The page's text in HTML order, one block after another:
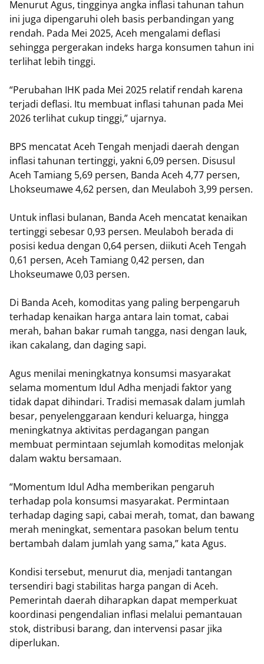
Menurut Agus, tingginya angka inflasi tahunan tahun
ini juga dipengaruhi oleh basis perbandingan yang
rendah. Pada Mei 2025, Aceh mengalami deflasi
sehingga pergerakan indeks harga konsumen tahun ini
terlihat lebih tinggi.
“Perubahan IHK pada Mei 2025 relatif rendah karena
terjadi deflasi. Itu membuat inflasi tahunan pada Mei
2026 terlihat cukup tinggi,” ujarnya.
BPS mencatat Aceh Tengah menjadi daerah dengan
inflasi tahunan tertinggi, yakni 6,09 persen. Disusul
Aceh Tamiang 5,69 persen, Banda Aceh 4,77 persen,
Lhokseumawe 4,62 persen, dan Meulaboh 3,99 persen.
Untuk inflasi bulanan, Banda Aceh mencatat kenaikan
tertinggi sebesar 0,93 persen. Meulaboh berada di
posisi kedua dengan 0,64 persen, diikuti Aceh Tengah
0,61 persen, Aceh Tamiang 0,42 persen, dan
Lhokseumawe 0,03 persen.
Di Banda Aceh, komoditas yang paling berpengaruh
terhadap kenaikan harga antara lain tomat, cabai
merah, bahan bakar rumah tangga, nasi dengan lauk,
ikan cakalang, dan daging sapi.
Agus menilai meningkatnya konsumsi masyarakat
selama momentum Idul Adha menjadi faktor yang
tidak dapat dihindari. Tradisi memasak dalam jumlah
besar, penyelenggaraan kenduri keluarga, hingga
meningkatnya aktivitas perdagangan pangan
membuat permintaan sejumlah komoditas melonjak
dalam waktu bersamaan.
“Momentum Idul Adha memberikan pengaruh
terhadap pola konsumsi masyarakat. Permintaan
terhadap daging sapi, cabai merah, tomat, dan bawang
merah meningkat, sementara pasokan belum tentu
bertambah dalam jumlah yang sama,” kata Agus.
Kondisi tersebut, menurut dia, menjadi tantangan
tersendiri bagi stabilitas harga pangan di Aceh.
Pemerintah daerah diharapkan dapat memperkuat
koordinasi pengendalian inflasi melalui pemantauan
stok, distribusi barang, dan intervensi pasar jika
diperlukan.